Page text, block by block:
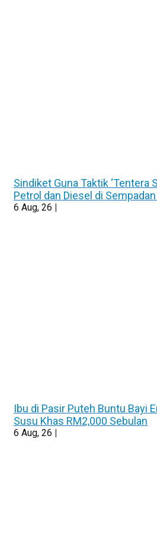
Sindiket Guna Taktik ‘Tentera
Petrol dan Diesel di
6 Aug, 26
Ibu di Pasir Puteh Buntu Bayi
Susu Khas RM2,000 Sebulan
6 Aug, 26 |